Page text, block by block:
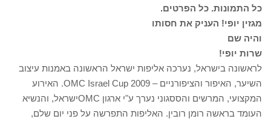
כל התמונות. כל הפרטים.
מגזין יופי! העניק את חסותו
והיה שם
שרות יופי!
לראשונה בישראל, נערכה אליפות ישראל הראשונה באמנות עיצוב
השיער, האיפור והציפורניים – OMC Israel Cup 2009. האירוע
המקצועי, המרשים והססגוני נערך ע"י ארגון OMCישראל, והנשיא
העומד בראשה רומן רובין. האליפות התפרשה על פני יום שלם,